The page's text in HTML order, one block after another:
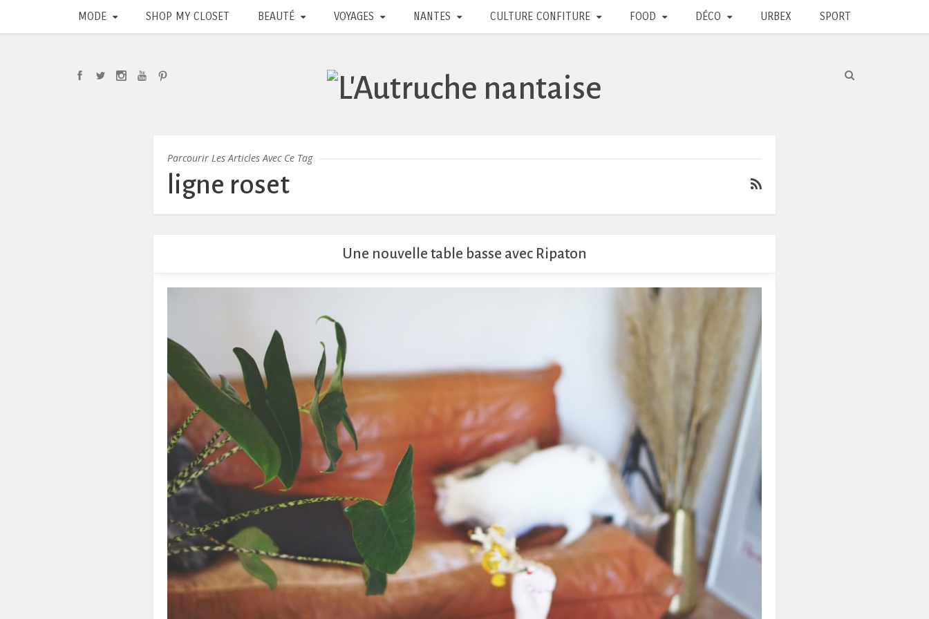
MODE SHOP MY CLOSET BEAUTÉ VOYAGES NANTES CULTURE CONFITURE FOOD DÉCO URBEX SPORT
Parcourir Les Articles Avec Ce Tag
ligne roset
Une nouvelle table basse avec Ripaton